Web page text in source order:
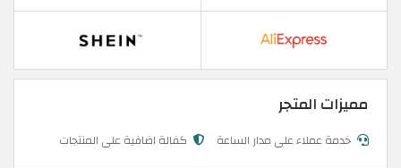
مميزات المتجر
خدمة عملاء على مدار الساعة كفالة اضافية على المنتجات